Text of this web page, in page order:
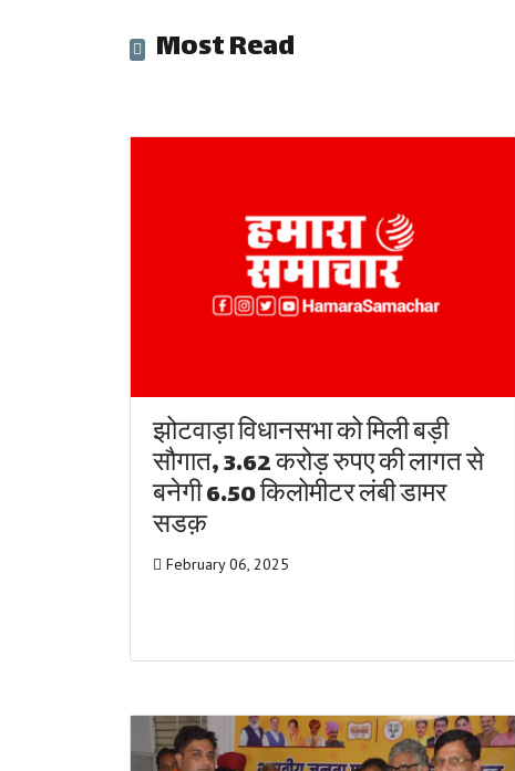
Most Read
झोटवाड़ा विधानसभा को मिली बड़ी
सौगात, 3.62 करोड़ रुपए की लागत से
बनेगी 6.50 किलोमीटर लंबी डामर
सडक़
February 06, 2025